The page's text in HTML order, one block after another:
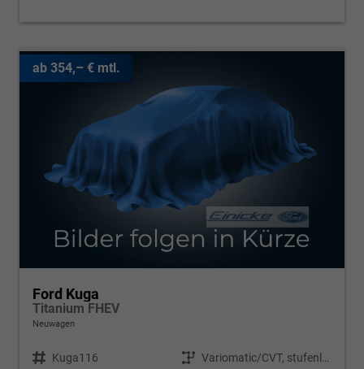
ab 354,– € mtl.
Ford Kuga
Titanium FHEV
Neuwagen
Fahrzeugnr. Kuga116 Getriebe
Variomatic/CVT, stufenlos